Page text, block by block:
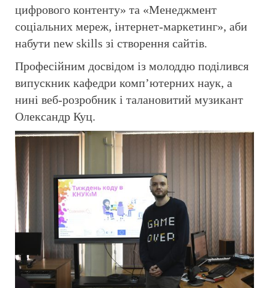
цифрового контенту» та «Менеджмент
соціальних мереж, інтернет-маркетинг», аби
набути new skills зі створення сайтів.
Професійним досвідом із молоддю поділився
випускник кафедри комп’ютерних наук, а
нині веб-розробник і талановитий музикант
Олександр Куц.